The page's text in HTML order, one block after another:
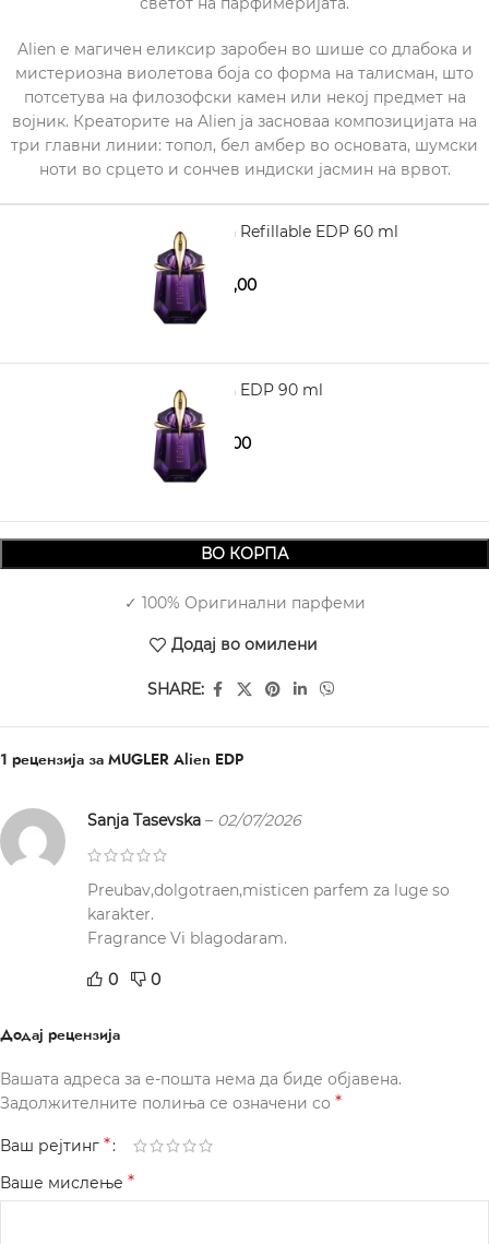
Alien е магичен еликсир заробен во шише со длабока и
мистериозна виолетова боја со форма на талисман, што
потсетува на филозофски камен или некој предмет на
војник. Креаторите на Alien ја засноваа композицијата на
три главни линии: топол, бел амбер во основата, шумски
ноти во срцето и сончев индиски јасмин на врвот.
MUGLER Alien Refillable EDP 60 ml
5.490,004.980,00
MUGLER Alien EDP 90 ml
7.290,005.740,00
ВО КОРПА
✓ 100% Оригинални парфеми
Додај во омилени
SHARE:
1 рецензија за MUGLER Alien EDP
Sanja Tasevska – 02/07/2026
Preubav,dolgotraen,misticen parfem za luge so
karakter.
Fragrance Vi blagodaram.
0 0
Додај рецензија
Вашата адреса за е-пошта нема да биде објавена.
Задолжителните полиња се означени со *
Ваш рејтинг *
Ваше мислење *